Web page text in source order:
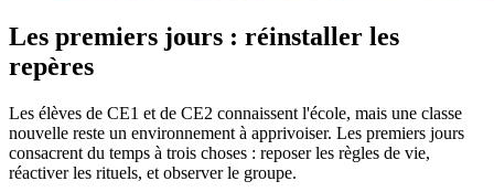
Les premiers jours : réinstaller les
repères
Les élèves de CE1 et de CE2 connaissent l'école, mais une classe
nouvelle reste un environnement à apprivoiser. Les premiers jours
consacrent du temps à trois choses : reposer les règles de vie,
réactiver les rituels, et observer le groupe.